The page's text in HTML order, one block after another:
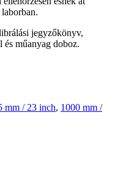
jegyzőkönyv,
és műanyag doboz.
mm / 23 inch, 1000 mm /